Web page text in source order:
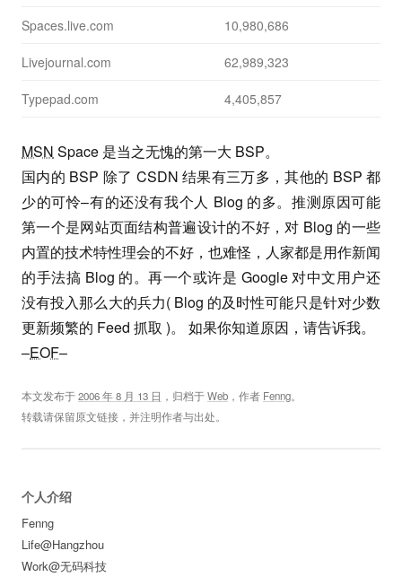
Spaces.live.com 10,980,686
Livejournal.com 62,989,323
Typepad.com 4,405,857
MSN Space 是当之无愧的第一大 BSP。
国内的 BSP 除了 CSDN 结果有三万多，其他的 BSP 都
少的可怜–有的还没有我个人 Blog 的多。推测原因可能
第一个是网站页面结构普遍设计的不好，对 Blog 的一些
内置的技术特性理会的不好，也难怪，人家都是用作新闻
的手法搞 Blog 的。再一个或许是 Google 对中文用户还
没有投入那么大的兵力( Blog 的及时性可能只是针对少数
更新频繁的 Feed 抓取 )。 如果你知道原因，请告诉我。
–EOF–
本文发布于2006 年 8 月 13 日 ，归档于Web ，作者 Fenng。
转载请保留原文链接，并注明作者与出处。
个人介绍
Fenng
Life@Hangzhou
Work@无码科技